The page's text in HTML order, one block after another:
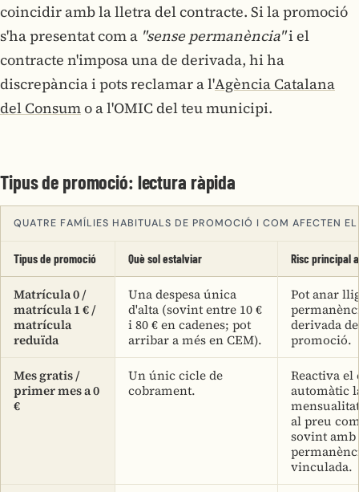
coincidir amb la lletra del contracte. Si la promoció
s'ha presentat com a "sense permanència"i el
contracte n'imposa una de derivada, hi ha
discrepància i pots reclamar a l'Agència Catalana
del Consumo a l'OMIC del teu municipi.
Tipus de promoció: lectura ràpida
QUATRE FAMÍLIES HABITUALS DE PROMOCIÓ I COM AFECTEN
Tipus de promoció Què sol estalviar Risc principal
Matrícula 0 /
matrícula 1 € /
matrícula
reduïda
Una despesa única
d'alta (sovint entre 10 €
i 80 € en cadenes; pot
arribar a més en CEM).
Pot anar
derivada
promoció.
Mes gratis /
primer mes a 0
€
Un únic cicle de
cobrament.
Reactiva
automàtic
al preu
sovint amb
vinculada.